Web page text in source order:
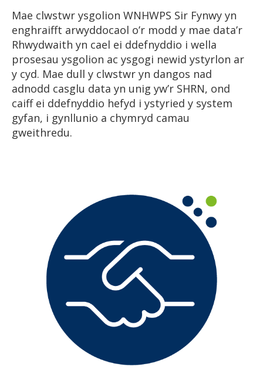
Mae clwstwr ysgolion WNHWPS Sir Fynwy yn
enghraifft arwyddocaol o’r modd y mae data’r
Rhwydwaith yn cael ei ddefnyddio i wella
prosesau ysgolion ac ysgogi newid ystyrlon ar
y cyd. Mae dull y clwstwr yn dangos nad
adnodd casglu data yn unig yw’r SHRN, ond
caiff ei ddefnyddio hefyd i ystyried y system
gyfan, i gynllunio a chymryd camau
gweithredu.